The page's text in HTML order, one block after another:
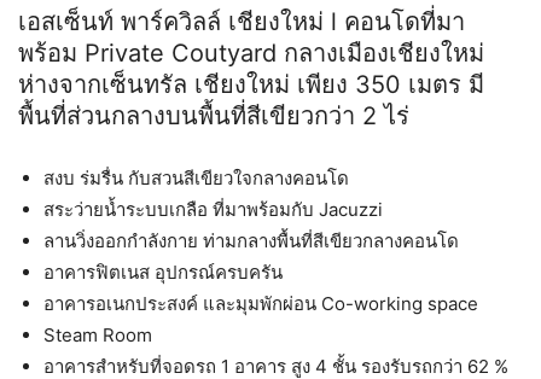
เอสเซ็นท์ พาร์ควิลล์ เชียงใหม่ l คอนโดที่มา
พร้อม Private Coutyard กลางเมืองเชียงใหม่
ห่างจากเซ็นทรัล เชียงใหม่ เพียง 350 เมตร มี
พื้นที่ส่วนกลางบนพื้นที่สีเขียวกว่า 2 ไร่
สงบ ร่มรื่น กับสวนสีเขียวใจกลางคอนโด
สระว่ายน้ำระบบเกลือ ที่มาพร้อมกับ Jacuzzi
ลานวิ่งออกกำลังกาย ท่ามกลางพื้นที่สีเขียวกลางคอนโด
อาคารฟิตเนส อุปกรณ์ครบครัน
อาคารอเนกประสงค์ และมุมพักผ่อน Co-working space
Steam Room
อาคารสำหรับที่จอดรถ 1 อาคาร สูง 4 ชั้น รองรับรถกว่า 62 %